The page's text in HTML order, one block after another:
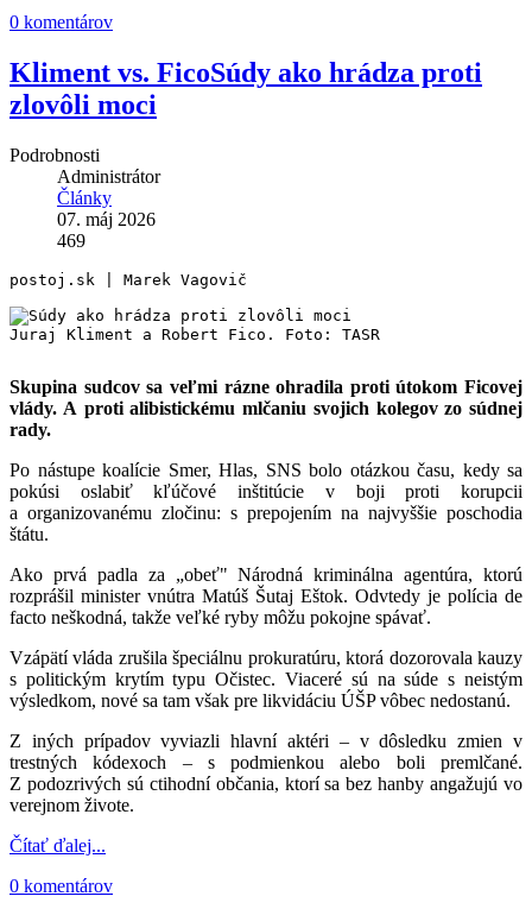
0 komentárov
Kliment vs. FicoSúdy ako hrádza proti
zlovôli moci
Podrobnosti
Administrátor
Články
07. máj 2026
469
postoj.sk | Marek Vagovič
Juraj Kliment a Robert Fico. Foto: TASR
Skupina sudcov sa veľmi rázne ohradila proti útokom Ficovej
vlády. A proti alibistickému mlčaniu svojich kolegov zo súdnej
rady.
Po nástupe koalície Smer, Hlas, SNS bolo otázkou času, kedy sa
pokúsi oslabiť kľúčové inštitúcie v boji proti korupcii
a organizovanému zločinu: s prepojením na najvyššie poschodia
štátu.
Ako prvá padla za „obeť" Národná kriminálna agentúra, ktorú
rozprášil minister vnútra Matúš Šutaj Eštok. Odvtedy je polícia de
facto neškodná, takže veľké ryby môžu pokojne spávať.
Vzápätí vláda zrušila špeciálnu prokuratúru, ktorá dozorovala kauzy
s politickým krytím typu Očistec. Viaceré sú na súde s neistým
výsledkom, nové sa tam však pre likvidáciu ÚŠP vôbec nedostanú.
Z iných prípadov vyviazli hlavní aktéri – v dôsledku zmien v
trestných kódexoch – s podmienkou alebo boli premlčané.
Z podozrivých sú ctihodní občania, ktorí sa bez hanby angažujú vo
verejnom živote.
Čítať ďalej...
0 komentárov